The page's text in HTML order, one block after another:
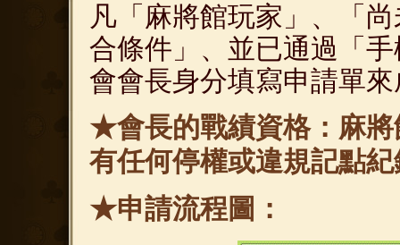
凡「麻將館玩家」、「
合條件」、並已通過「
會會長身分填寫申請單
★會長的戰績資格：麻將
有任何停權或違規記點
★申請流程圖：